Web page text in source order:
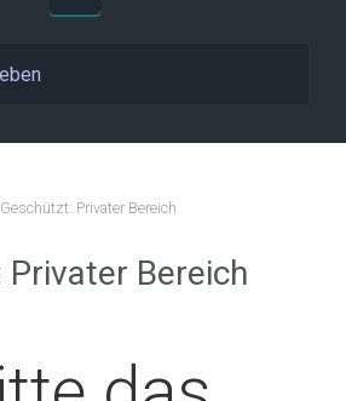
Geschützt: Privater Bereich
Bereich